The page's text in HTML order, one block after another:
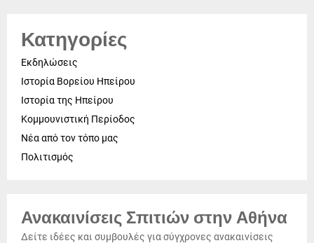
Κατηγορίες
Εκδηλώσεις
Ιστορία Βορείου Ηπείρου
Ιστορία της Ηπείρου
Κομμουνιστική Περίοδος
Νέα από τον τόπο μας
Πολιτισμός
Ανακαινίσεις Σπιτιών στην Αθήνα
Δείτε ιδέες και συμβουλές για σύγχρονες ανακαινίσεις